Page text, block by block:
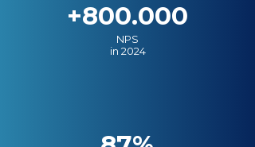
+800.000
NPS
in 2024